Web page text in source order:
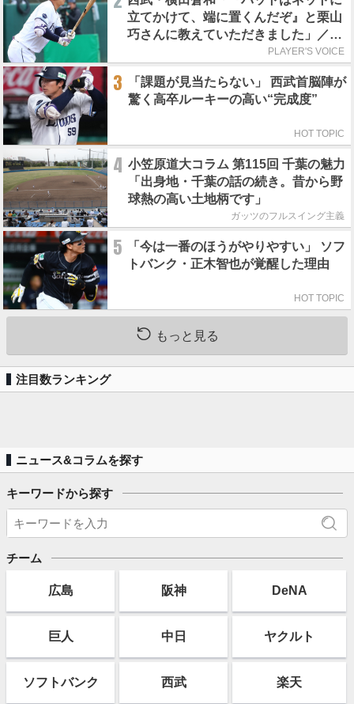
立てかけて、端に置くんだぞ』と栗山
巧さんに教えていただきました」／憧
PLAYER'S VOICE
3
「課題が見当たらない」 西武首脳陣が
驚く高卒ルーキーの高い“完成度”
HOT TOPIC
4 小笠原道大コラム 第115回 千葉の魅力
「出身地・千葉の話の続き。昔から野
球熱の高い土地柄です」
ガッツのフルスイング主義
5
「今は一番のほうがやりやすい」 ソフ
トバンク・正木智也が覚醒した理由
HOT TOPIC
もっと見る
注目数ランキング
ニュース&コラムを探す
キーワードから探す
チーム
広島 阪神 DeNA
巨人 中日 ヤクルト
ソフトバンク 西武 楽天